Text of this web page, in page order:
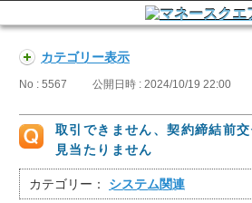
カテゴリー表示
No : 5567 公開日時 : 2024/10/19 22:00
取引できません、契約締結前
見当たりません
カテゴリー： システム関連